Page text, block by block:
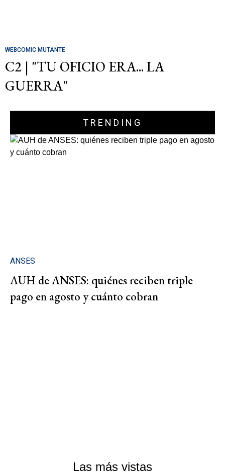
WEBCOMIC MUTANTE
C2 | "TU OFICIO ERA... LA
GUERRA"
TRENDING
ANSES
AUH de ANSES: quiénes reciben triple
pago en agosto y cuánto cobran
Las más vistas